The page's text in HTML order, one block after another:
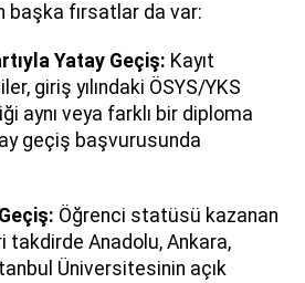
başka fırsatlar da var:
Yatay Geçiş: Kayıt
giriş yılındaki ÖSYS/YKS
aynı veya farklı bir diploma
geçiş başvurusunda
Öğrenci statüsü kazanan
takdirde Anadolu, Ankara,
Üniversitesinin açık